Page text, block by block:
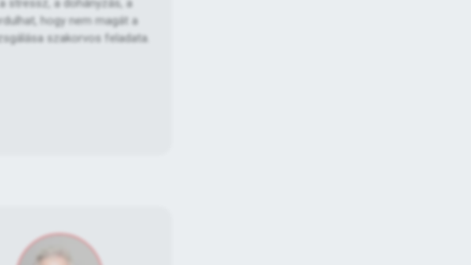
stressz, a dohányzás, a
hogy nem magát a
szakorvos feladata.